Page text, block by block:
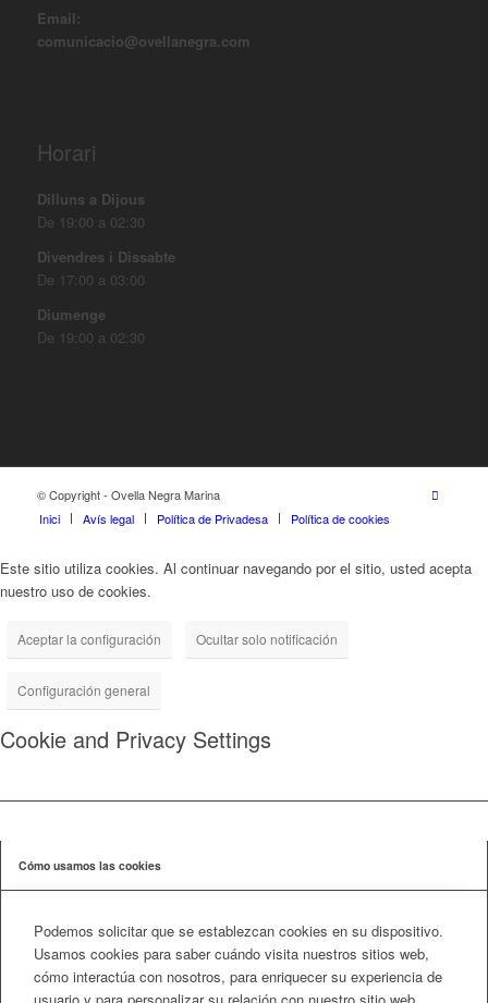
Email:
comunicacio@ovellanegra.com
Horari
Dilluns a Dijous
De 19:00 a 02:30
Divendres i Dissabte
De 17:00 a 03:00
Diumenge
De 19:00 a 02:30
© Copyright - Ovella Negra Marina
Inici
Avís legal Política de Privadesa Política de cookies
Este sitio utiliza cookies. Al continuar navegando por el sitio, usted acepta
nuestro uso de cookies.
Aceptar la configuración Ocultar solo notificación
Configuración general
Cookie and Privacy Settings
Cómo usamos las cookies
Podemos solicitar que se establezcan cookies en su dispositivo.
Usamos cookies para saber cuándo visita nuestros sitios web,
cómo interactúa con nosotros, para enriquecer su experiencia de